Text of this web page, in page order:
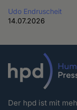
Udo Endruscheit
14.07.2026
Der hpd ist mit